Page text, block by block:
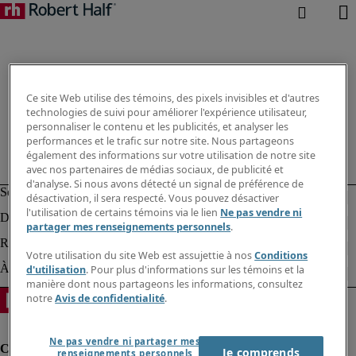
Ce site Web utilise des témoins, des pixels invisibles et d'autres
technologies de suivi pour améliorer l'expérience utilisateur,
personnaliser le contenu et les publicités, et analyser les
performances et le trafic sur notre site. Nous partageons
également des informations sur votre utilisation de notre site
avec nos partenaires de médias sociaux, de publicité et
d'analyse. Si nous avons détecté un signal de préférence de
désactivation, il sera respecté. Vous pouvez désactiver
l'utilisation de certains témoins via le lien Ne pas vendre ni
partager mes renseignements personnels.
Votre utilisation du site Web est assujettie à nosConditions
d'utilisation. Pour plus d'informations sur les témoins et la
manière dont nous partageons les informations, consultez
notreAvis de confidentialité.
Ne pas vendre ni partager mes
renseignements personnels
Je comprends